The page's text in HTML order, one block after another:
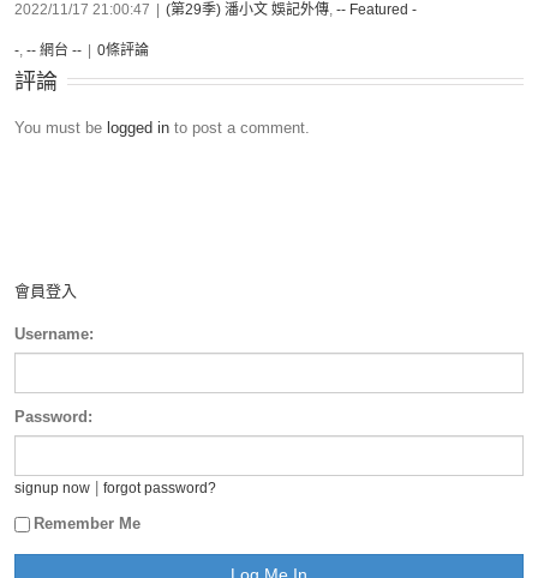
2022/11/17 21:00:47 (第29季) 潘小文 娛記外傳, -- Featured -
-, -- 網台 -- 0條評論
評論
You must be logged in to post a comment.
會員登入
Username:
Password:
signup now forgot password?
Remember Me